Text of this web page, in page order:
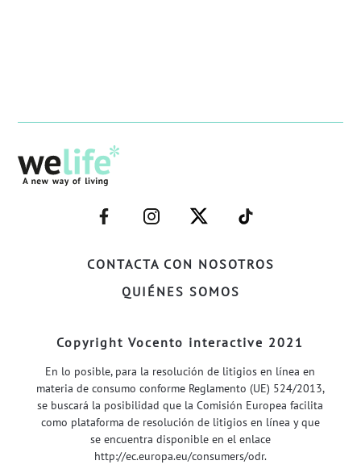
CONTACTA CON NOSOTROS
QUIÉNES SOMOS
–
FACEBOOK–
–
INSTAGRAM–
–
TWITTER–
–
WELIFE–
Copyright Vocento interactive 2021
En lo posible, para la resolución de litigios en línea en
materia de consumo conforme Reglamento (UE) 524/2013,
se buscará la posibilidad que la Comisión Europea facilita
como plataforma de resolución de litigios en línea y que
se encuentra disponible en el enlace
http://ec.europa.eu/consumers/odr.